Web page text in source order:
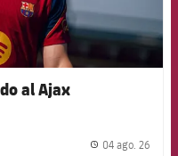
al Ajax
04 ago. 26